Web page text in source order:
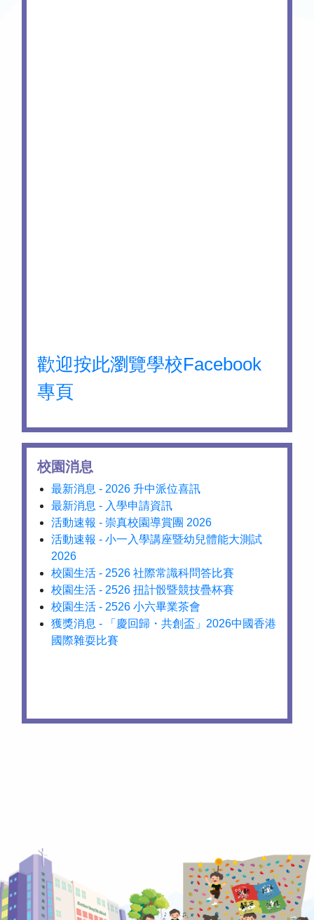
歡迎按此瀏覽學校Facebook
專頁
校園消息
最新消息 - 2026 升中派位喜訊
最新消息 - 入學申請資訊
活動速報 - 崇真校園導賞團 2026
活動速報 - 小一入學講座暨幼兒體能大測試
2026
校園生活 - 2526 社際常識科問答比賽
校園生活 - 2526 扭計骰暨競技疊杯賽
校園生活 - 2526 小六畢業茶會
獲獎消息 - 「慶回歸・共創盃」2026中國香港
國際雜耍比賽